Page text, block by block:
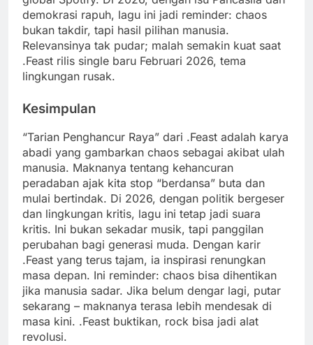
demokrasi rapuh, lagu ini jadi reminder: chaos
bukan takdir, tapi hasil pilihan manusia.
Relevansinya tak pudar; malah semakin kuat saat
.Feast rilis single baru Februari 2026, tema
lingkungan rusak.
Kesimpulan
“Tarian Penghancur Raya” dari .Feast adalah karya
abadi yang gambarkan chaos sebagai akibat ulah
manusia. Maknanya tentang kehancuran
peradaban ajak kita stop “berdansa” buta dan
mulai bertindak. Di 2026, dengan politik bergeser
dan lingkungan kritis, lagu ini tetap jadi suara
kritis. Ini bukan sekadar musik, tapi panggilan
perubahan bagi generasi muda. Dengan karir
.Feast yang terus tajam, ia inspirasi renungkan
masa depan. Ini reminder: chaos bisa dihentikan
jika manusia sadar. Jika belum dengar lagi, putar
sekarang – maknanya terasa lebih mendesak di
masa kini. .Feast buktikan, rock bisa jadi alat
revolusi.